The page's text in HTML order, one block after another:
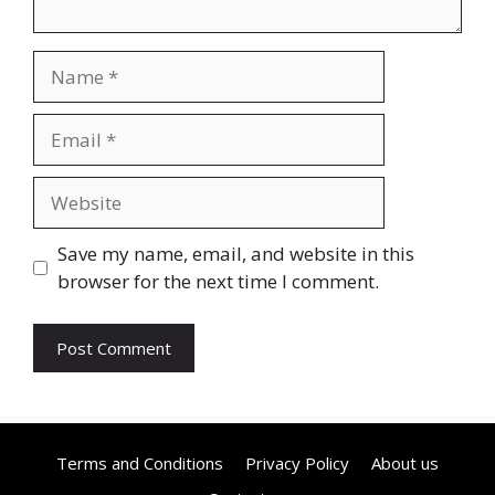
Save my name, email, and website in this
browser for the next time I comment.
Terms and Conditions Privacy Policy
About us